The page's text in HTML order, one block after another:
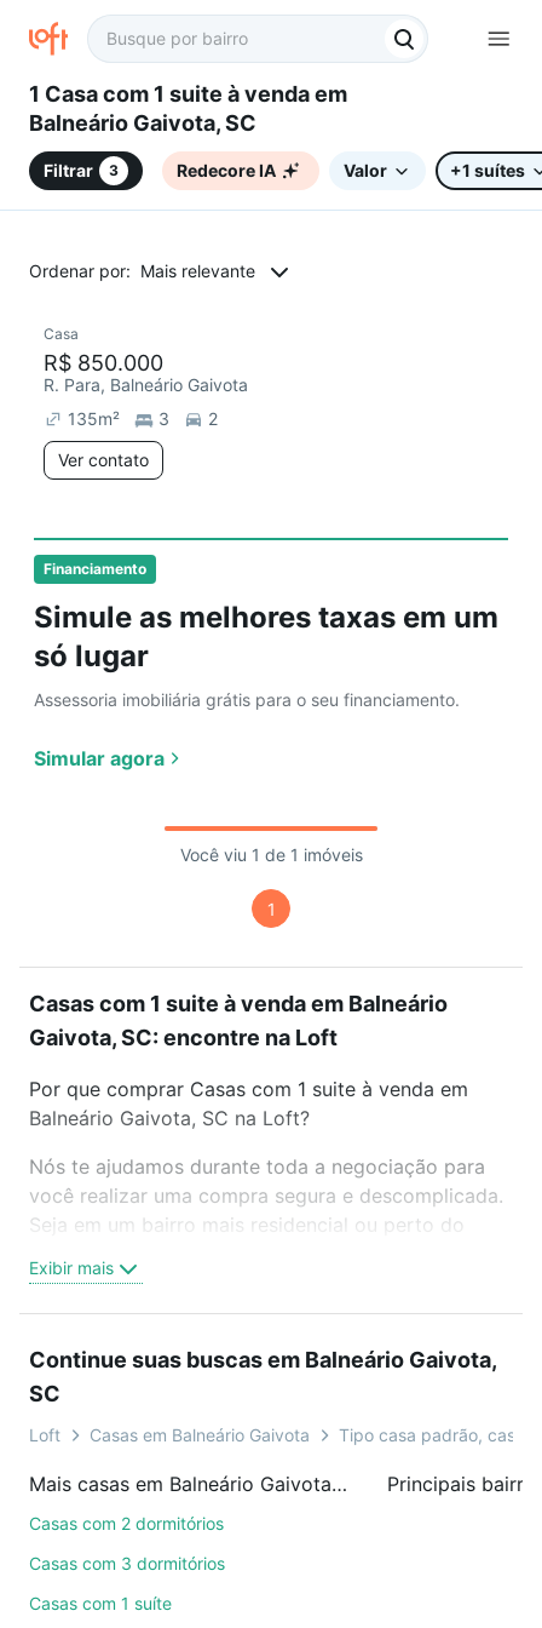
1 Casa com 1 suite à venda em
Balneário Gaivota, SC
Filtrar 3 Redecore IA Valor +1 suítes
Ordenar por: Mais relevante
Financiamento
Simule as melhores taxas em um
só lugar
Assessoria imobiliária grátis para o seu financiamento.
Simular agora
Casa
R$ 850.000
R. Para, Balneário Gaivota
135m² 3
2
Ver contato
Você viu 1 de 1 imóveis
1
Casas com 1 suite à venda em Balneário
Gaivota, SC: encontre na Loft
Por que comprar Casas com 1 suite à venda em
Balneário Gaivota, SC na Loft?
Nós te ajudamos durante toda a negociação para
você realizar uma compra segura e descomplicada.
Seja em um bairro mais residencial ou perto do
oferta ideal de Casas com 1 suite à venda em
Balneário Gaivota, SC para conquistar seu sonho.
é grátis, sem compromisso e você ainda conta com
mais de 46 mil corretores e imobiliárias te ajudando
na compra, venda ou troca de imóveis.
Como escolher um imóvel?
Use barra de busca no topo para pesquisar por
ruas, bairros e até condomínios favoritos. Você
quartos, suítes, com ou sem vaga de garagem para
Exibir mais
Continue suas buscas em Balneário Gaivota,
SC
Loft Casas em Balneário Gaivota Tipo casa padrão, casa
Mais casas em Balneário Gaivota, SC
Casas com 2 dormitórios
Casas com 3 dormitórios
Casas com 1 suíte